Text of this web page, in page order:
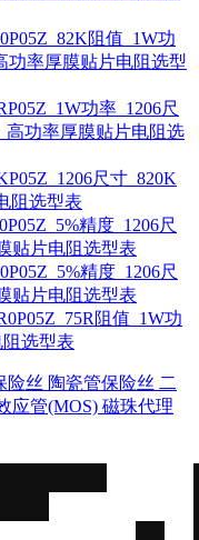
阻值_1W功
功率厚膜贴片电阻选型
功率_1206尺
高功率厚膜贴片电阻选
尺寸_820K
阻选型表
精度_1206尺
贴片电阻选型表
精度_1206尺
贴片电阻选型表
阻值_1W功
选型表
险丝 陶瓷管保险丝 二
应管(MOS) 磁珠代理